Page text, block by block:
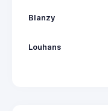
Blanzy
Louhans